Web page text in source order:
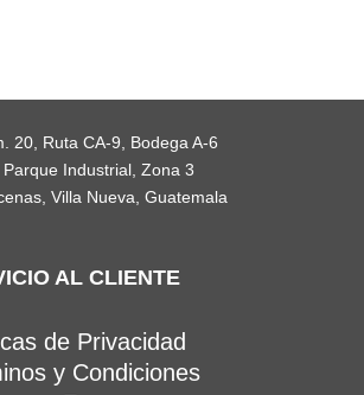
20, Ruta CA-9, Bodega A-6
Parque Industrial, Zona 3
Villa Nueva, Guatemala
AL CLIENTE
de Privacidad
y Condiciones